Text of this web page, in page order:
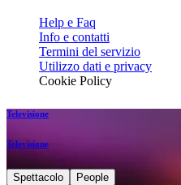
Help e Faq
Info e contatti
Termini del servizio
Utilizzo dati e privacy
Cookie Policy
Televisione
Televisione
Spettacolo People